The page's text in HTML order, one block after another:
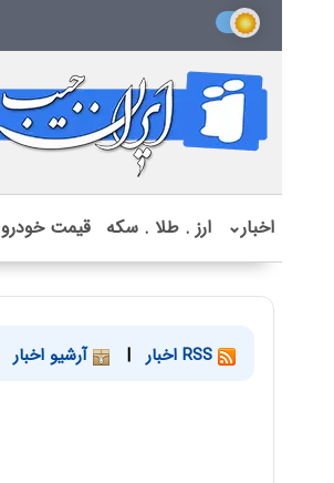
اخبار⌄ ارز . طلا . سکه قیمت خودرو
| آرشیو اخبار